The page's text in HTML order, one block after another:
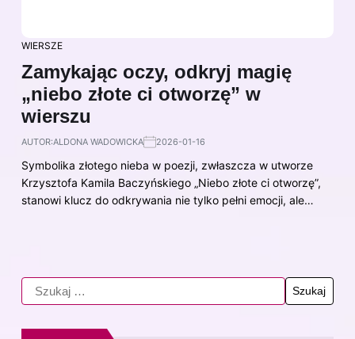
WIERSZE
Zamykając oczy, odkryj magię
„niebo złote ci otworzę” w
wierszu
AUTOR:ALDONA WADOWICKA 2026-01-16
Symbolika złotego nieba w poezji, zwłaszcza w utworze
Krzysztofa Kamila Baczyńskiego „Niebo złote ci otworzę”,
stanowi klucz do odkrywania nie tylko pełni emocji, ale…